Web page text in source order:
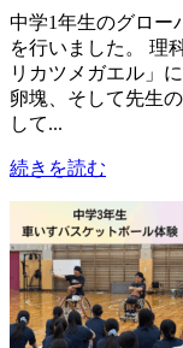
中学1年生のグロー
を行いました。 理
リカツメガエル」
卵塊、そして先生
して...
続きを読む